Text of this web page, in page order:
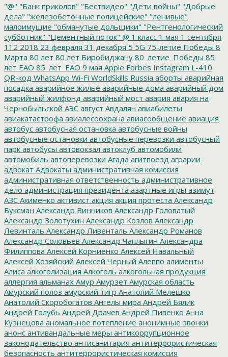
"@" "Банк приколов" "Бествидео" "Дети войны" "Добрые
дела" "железобетонные полицейские" "ленивые"
малоимущие "обманутые дольщики" "Рентгенологический
субботник" "Цементный поток" @ 1 класс 1 мая 1 сентября
112 2018 23 февраля 31 декабря 5 5G 75-летие Победы 8
Марта 80 лет 80 лет Биробиджану 80_летие_Победы 85
лет ЕАО 85_лет_ЕАО 9 мая Apple Forbes Instagram L-410
QR-код WhatsApp Wi-Fi WorldSkills Russia аборты аварийная
посадка аварийное жилье аварийные дома аварийный дом
аварийный жилфонд аварийный мост авария авария на
Чернобыльской АЭС август Авдалян авиабилеты
авиакатастрофа авиалесоохрана авиасообщение авиация
автобус автобусная остановка автобусные войны
автобусные остановки автобусные перевозки автобусный
парк автобусы автовокзал автоклуб автомобили
автомобиль автоперевозки Агада агитпоезд аграрии
адвокат Адвокаты административная комиссия
административная ответственность административное
дело администрация президента азартные игры азимут
АЗС Акименко активист акция акция протеста Александр
Буксман Александр Винников Александр Головатый
Александр Золотухин Александр Козлов Александр
Левинталь Александр Ливенталь Александр Романов
Александр Соловьев Александр Чаплыгин Александра
Филиппова Алексей Корниенко Алексей Навальный
Алексей Хозяйский Алексей Черный Алеппо алименты
Алиса алкоголизация Алкоголь алкогольная продукция
аллергия альманах Амур Амурзет Амурская область
Амурский полоз амурский тигр Анатолий Мелешко
Анатолий Скоробогатов Ангелы мира Андрей Бялик
Андрей Голубь Андрей Драчев Андрей Пивенко Анна
Кузнецова аномальное потепление анонимные звонки
анонс антивандальные меры антикоррупционное
законодательство антисанитария антитеррористическая
безопасность антитеррористическая комиссия